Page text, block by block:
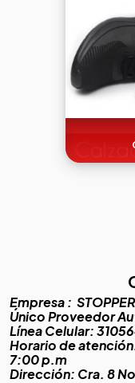
Empresa : STOPPER
Único Proveedor
Línea Celular:
Horario de
7:00 p.m
Dirección: Cra. 8